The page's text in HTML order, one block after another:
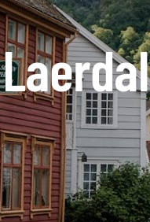
Laerdal